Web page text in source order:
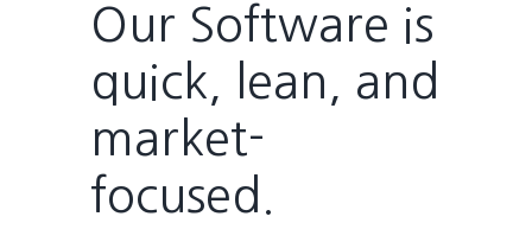
Our Software is
quick, lean, and
market-
focused.